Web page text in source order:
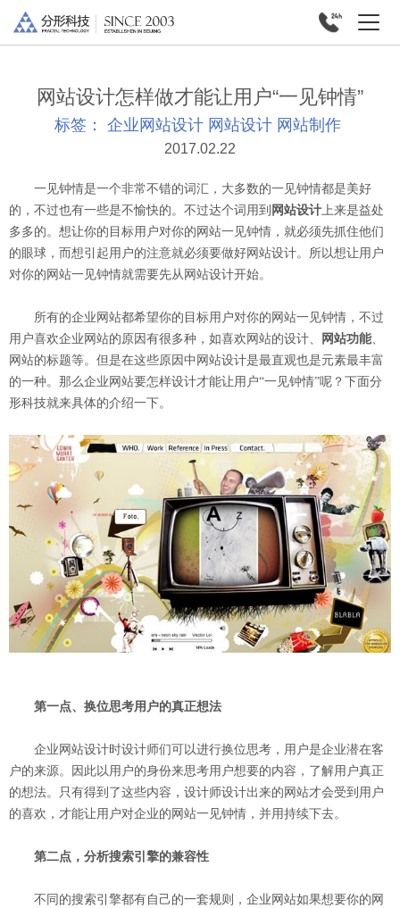
网站设计怎样做才能让用户“一见钟情”
标签： 企业网站设计 网站设计 网站制作
2017.02.22
一见钟情是一个非常不错的词汇，大多数的一见钟情都是美好
的，不过也有一些是不愉快的。不过达个词用到 网站设计上来是益处
多多的。想让你的目标用户对你的网站一见钟情，就必须先抓住他们
的眼球，而想引起用户的注意就必须要做好网站设计。所以想让用户
对你的网站一见钟情就需要先从网站设计开始。
所有的企业网站都希望你的目标用户对你的网站一见钟情，不过
用户喜欢企业网站的原因有很多种，如喜欢网站的设计、
网站功能、
网站的标题等。但是在这些原因中网站设计是最直观也是元素最丰富
的一种。那么企业网站要怎样设计才能让用户“一见钟情”呢？下面分
形科技就来具体的介绍一下。
第一点、换位思考用户的真正想法
企业网站设计时设计师们可以进行换位思考，用户是企业潜在客
户的来源。因此以用户的身份来思考用户想要的内容，了解用户真正
的想法。只有得到了这些内容，设计师设计出来的网站才会受到用户
的喜欢，才能让用户对企业的网站一见钟情，并用持续下去。
第二点，分析搜索引擎的兼容性
不同的搜索引擎都有自己的一套规则，企业网站如果想要你的网